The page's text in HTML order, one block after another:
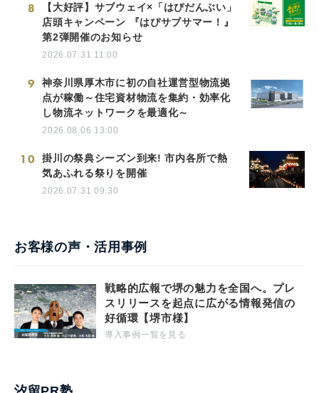
8
【大好評】サブウェイ×「はぴだんぶい」
店頭キャンペーン 『はぴサブサマー！』
第2弾開催のお知らせ
2026.07.31 11:00
9
神奈川県厚木市に初の自社運営型物流拠
点が稼働～住宅資材物流を集約・効率化
し物流ネットワークを最適化～
2026.08.06 13:00
10
掛川の祭典シーズン到来! 市内各所で熱
気あふれる祭りを開催
2026.07.31 09:30
お客様の声・活用事例
戦略的広報で堺の魅力を全国へ。プレ
スリリースを起点に広がる情報発信の
好循環【堺市様】
導入事例一覧を見る